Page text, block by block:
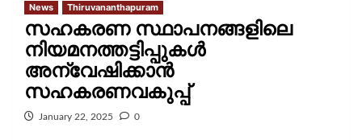
News Thiruvananthapuram
സഹകരണ സ്ഥാപനങ്ങളിലെ
നിയമനത്തട്ടിപ്പുകള്‍
അന്വേഷിക്കാന്‍
സഹകരണവകുപ്പ്
January 22, 2025 0